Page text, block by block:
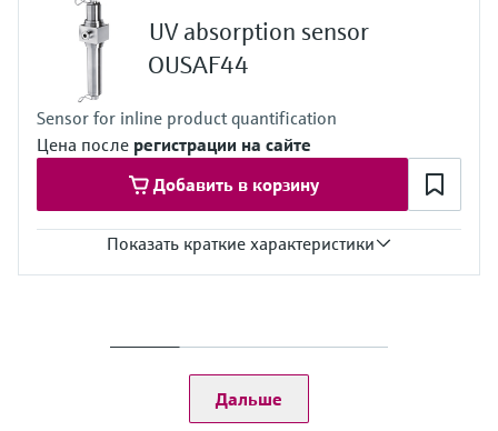
0...90 °C (32...194 °F) непрерывно
макс. 130 °C (266 °F) в течение 2 часов
Рабочее давление
Макс. 100 бар (в зависимости от проточной арматуры)
UV absorption sensor
OUSAF44
Sensor for inline product quantification
Цена после регистрации на сайте
Добавить в корзину
Показать краткие характеристики
макс. 130 °C в течение 2 часовДальше